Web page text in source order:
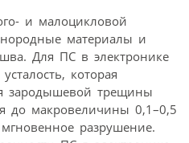
и малоцикловой
материалы и
Для ПС в электронике
которая
зародышевой трещины
до макровеличины 0,1–0,5
разрушение.